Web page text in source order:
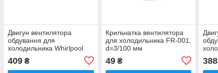
Двигун вентилятора
обдування для
холодильника Whirlpool
481936170011, d=3.1 мм,
l=27 мм
409 ₴
Крильчатка вентилятора
для холодильника FR-001,
d=3/100 мм
49₴ 388